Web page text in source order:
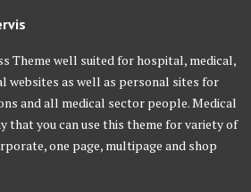
Theme well suited for hospital, medical,
websites as well as personal sites for
and all medical sector people. Medical
that you can use this theme for variety of
one page, multipage and shop